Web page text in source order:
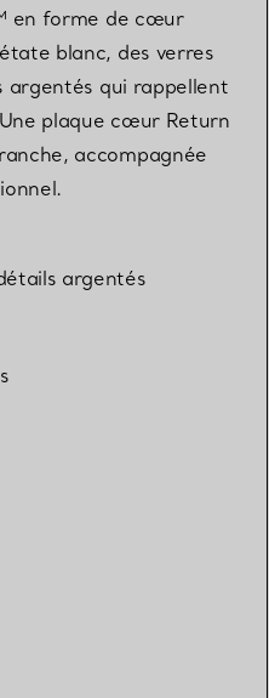
en forme de cœur
blanc, des verres
argentés qui rappellent
plaque cœur Return
accompagnée
argentés